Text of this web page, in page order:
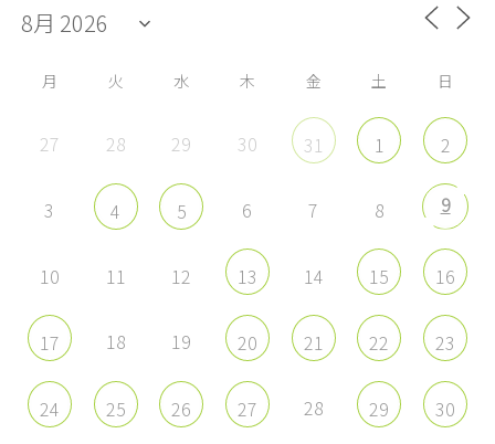
を
Facebook
示
を
Twitter
を
Instagram
YouTube
示
月 火 水 木 金 土 日
27 28 29 30 31 1 2
3 4 5 6 7 8 9
10 11 12 13 14 15 16
17 18 19 20 21 22 23
24 25 26 27 28 29 30